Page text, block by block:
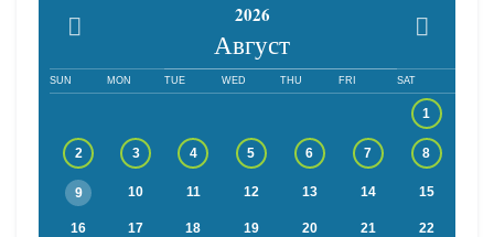
2026
Август
SUN MON TUE WED THU FRI SAT
1
2 3 4 5 6 7 8
9 10 11 12 13 14 15
16 17 18 19 20 21 22